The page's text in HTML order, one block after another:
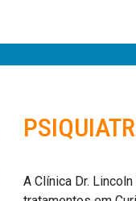
A Clínica Dr.